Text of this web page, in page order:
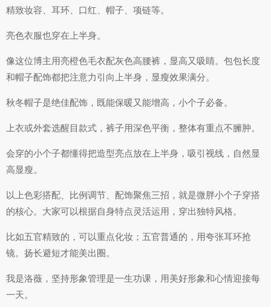
精致妆容、耳环、口红、帽子、项链等。
亮色衣服也穿在上半身。
像这位博主用亮橙色毛衣配灰色高腰裤，显高又吸睛。包包长度
和帽子配饰都把注意力引向上半身，显瘦效果满分。
秋冬帽子是绝佳配饰，既能保暖又能增高，小个子必备。
上衣或外套选醒目款式，裤子用深色平衡，整体有重点不臃肿。
会穿的小个子都懂得把造型亮点放在上半身，吸引视线，自然显
高显瘦。
以上色彩搭配、比例调节、配饰聚焦三招，就是微胖小个子穿搭
的核心。大家可以根据自身特点灵活运用，穿出独特风格。
比如五官精致的，可以重点化妆；五官普通的，用夸张耳环抢
镜。扬长避短才能美出圈。
我是洛薇，坚持形象管理是一生功课，用美好形象和心情迎接每
一天。